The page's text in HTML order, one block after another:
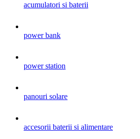
acumulatori si baterii
power bank
power station
panouri solare
accesorii baterii si alimentare